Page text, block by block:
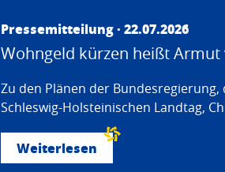
Pressemitteilung · 22.07.2026
Wohngeld kürzen heißt Armut
Zu den Plänen der
Schleswig-Holsteinischen Landtag,
Weiterlesen